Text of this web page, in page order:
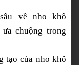
về nho khô
chuộng trong
tạo của nho khô